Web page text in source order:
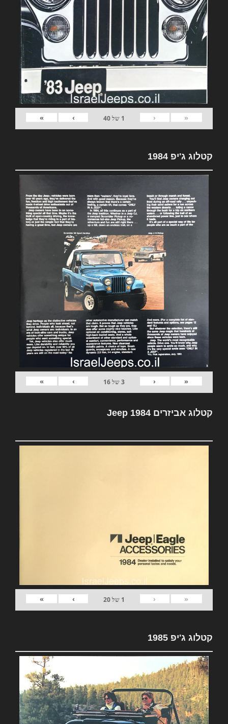
«
‹
1 של40
›
»
קטלוג ג'יפ 1984
«
‹
3של16
›
»
קטלוג אביזרים Jeep 1984
«
‹
1 של20
›
»
קטלוג ג'יפ 1985